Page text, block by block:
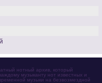
нотный архив, который
музыканту нот известных и
музыки на безвозмездной